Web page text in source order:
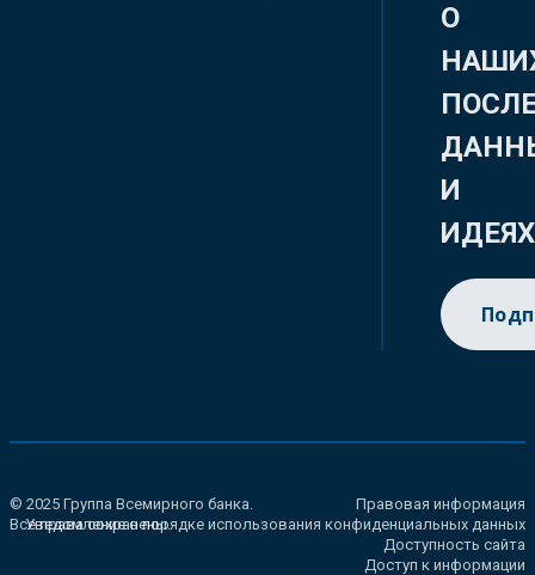
О
И
ИДЕЯХ
© 2025 Группа Всемирного банка.
Все права сохранены.
Правовая информация
Уведомление о порядке использования конфиденциальных данных
Доступность сайта
Доступ к информации